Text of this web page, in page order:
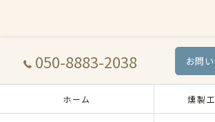
050-8883-2038 お問
ホーム 燻製